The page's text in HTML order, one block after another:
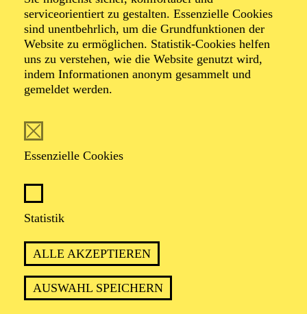
serviceorientiert zu gestalten. Essenzielle Cookies
sind unentbehrlich, um die Grundfunktionen der
Website zu ermöglichen. Statistik-Cookies helfen
uns zu verstehen, wie die Website genutzt wird,
indem Informationen anonym gesammelt und
gemeldet werden.
Essenzielle Cookies
Statistik
ALLE AKZEPTIEREN
AUSWAHL SPEICHERN